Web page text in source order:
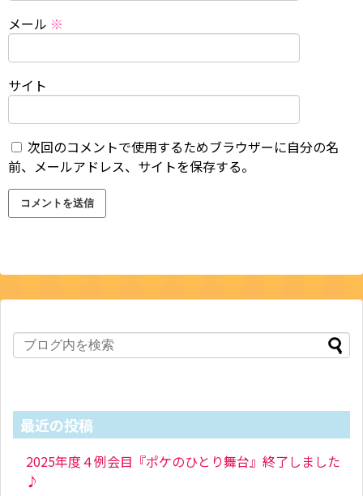
メール ※
サイト
次回のコメントで使用するためブラウザーに自分の名
前、メールアドレス、サイトを保存する。
最近の投稿
2025年度４例会目『ポケのひとり舞台』終了しました
♪